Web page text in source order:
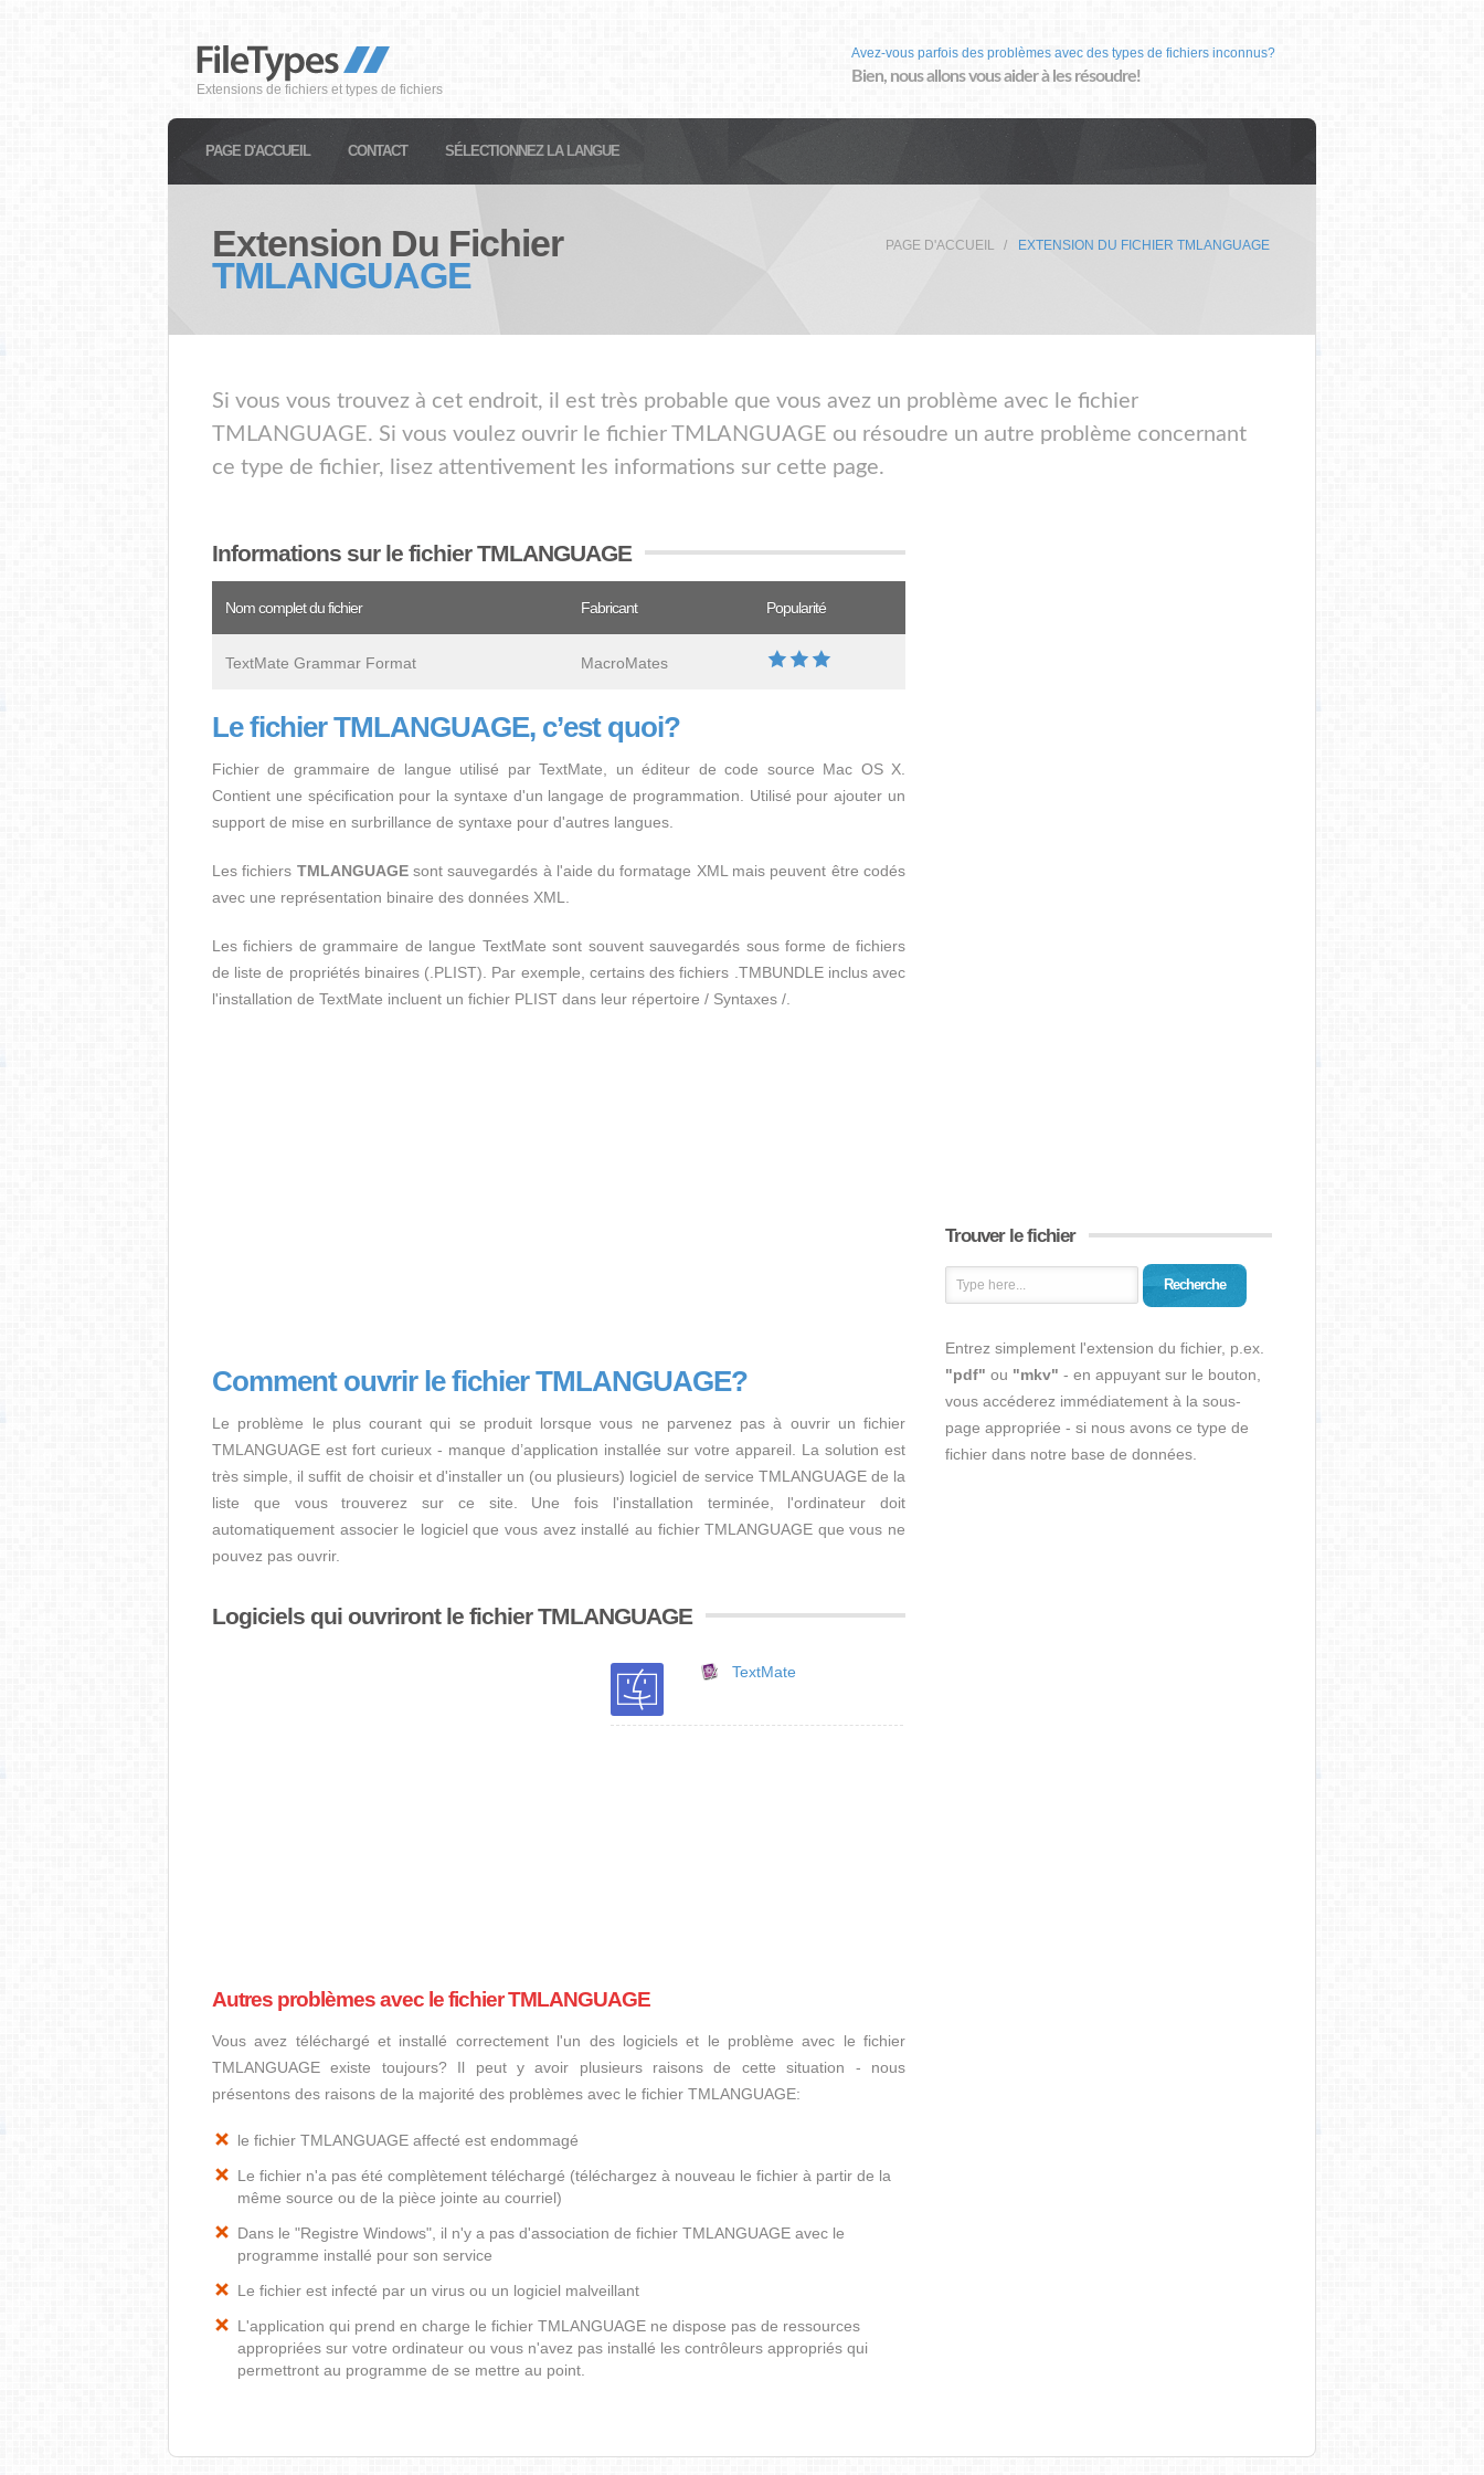
Extensions de fichiers et types de fichiers
Avez-vous parfois des problèmes avec des types de fichiers inconnus?
Bien, nous allons vous aider à les résoudre!
PAGE D'ACCUEIL CONTACT SÉLECTIONNEZ LA LANGUE
Extension Du Fichier
TMLANGUAGE
PAGE D'ACCUEIL EXTENSION DU FICHIER TMLANGUAGE
Si vous vous trouvez à cet endroit, il est très probable que vous avez un problème avec le fichier
TMLANGUAGE. Si vous voulez ouvrir le fichier TMLANGUAGE ou résoudre un autre problème concernant
ce type de fichier, lisez attentivement les informations sur cette page.
Informations sur le fichier TMLANGUAGE
Nom complet du fichier Fabricant Popularité
TextMate Grammar Format MacroMates
Le fichier TMLANGUAGE, c’est quoi?
Fichier de grammaire de langue utilisé par TextMate, un éditeur de code source Mac OS X.
Contient une spécification pour la syntaxe d'un langage de programmation. Utilisé pour ajouter un
support de mise en surbrillance de syntaxe pour d'autres langues.
Les fichiers TMLANGUAGEsont sauvegardés à l'aide du formatage XML mais peuvent être codés
avec une représentation binaire des données XML.
Les fichiers de grammaire de langue TextMate sont souvent sauvegardés sous forme de fichiers
de liste de propriétés binaires (.PLIST). Par exemple, certains des fichiers .TMBUNDLE inclus avec
l'installation de TextMate incluent un fichier PLIST dans leur répertoire / Syntaxes /.
Comment ouvrir le fichier TMLANGUAGE?
Le problème le plus courant qui se produit lorsque vous ne parvenez pas à ouvrir un fichier
TMLANGUAGE est fort curieux - manque d’application installée sur votre appareil. La solution est
très simple, il suffit de choisir et d'installer un (ou plusieurs) logiciel de service TMLANGUAGE de la
liste que vous trouverez sur ce site. Une fois l'installation terminée, l'ordinateur doit
automatiquement associer le logiciel que vous avez installé au fichier TMLANGUAGE que vous ne
pouvez pas ouvrir.
Logiciels qui ouvriront le fichier TMLANGUAGE
TextMate
Autres problèmes avec le fichier TMLANGUAGE
Vous avez téléchargé et installé correctement l'un des logiciels et le problème avec le fichier
TMLANGUAGE existe toujours? Il peut y avoir plusieurs raisons de cette situation - nous
présentons des raisons de la majorité des problèmes avec le fichier TMLANGUAGE:
le fichier TMLANGUAGE affecté est endommagé
Le fichier n'a pas été complètement téléchargé (téléchargez à nouveau le fichier à partir de la
même source ou de la pièce jointe au courriel)
Dans le "Registre Windows", il n'y a pas d'association de fichier TMLANGUAGE avec le
programme installé pour son service
Le fichier est infecté par un virus ou un logiciel malveillant
L'application qui prend en charge le fichier TMLANGUAGE ne dispose pas de ressources
appropriées sur votre ordinateur ou vous n'avez pas installé les contrôleurs appropriés qui
permettront au programme de se mettre au point.
Trouver le fichier
Recherche
Entrez simplement l'extension du fichier, p.ex.
"pdf" ou "mkv" - en appuyant sur le bouton,
vous accéderez immédiatement à la sous-
page appropriée - si nous avons ce type de
fichier dans notre base de données.